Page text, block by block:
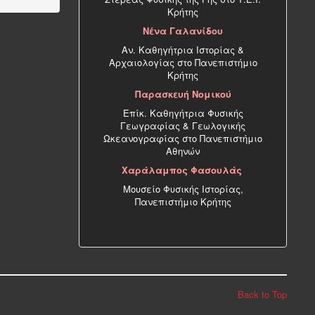
Κρήτης
Νένα Γαλανίδου
Αν. Καθηγήτρια Ιστορίας &
Αρχαιολογίας στο Πανεπιστήμιο
Κρήτης
Παρασκευή Νομικού
Επίκ. Καθηγήτρια Φυσικής
Γεωγραφίας & Γεωλογικής
Ωκεανογραφίας στο Πανεπιστήμιο
Αθηνών
Χαράλαμπος Φασουλάς
Μουσείο Φυσικής Ιστορίας,
Πανεπιστήμιο Κρήτης
Back to Top